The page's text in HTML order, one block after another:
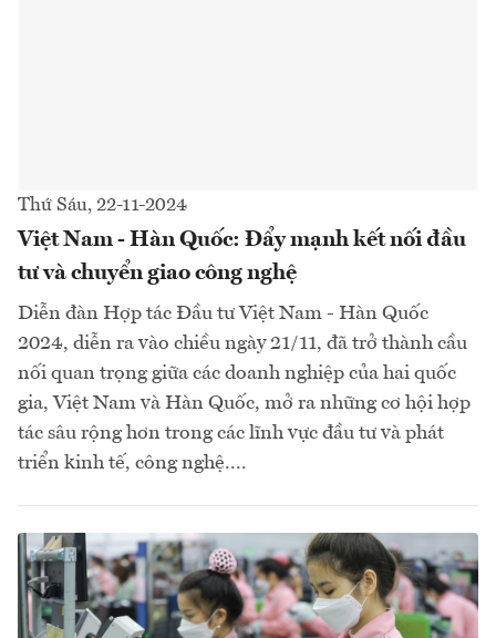
Thứ Sáu, 22-11-2024
Việt Nam - Hàn Quốc: Đẩy mạnh kết nối đầu
tư và chuyển giao công nghệ
Diễn đàn Hợp tác Đầu tư Việt Nam - Hàn Quốc
2024, diễn ra vào chiều ngày 21/11, đã trở thành cầu
nối quan trọng giữa các doanh nghiệp của hai quốc
gia, Việt Nam và Hàn Quốc, mở ra những cơ hội hợp
tác sâu rộng hơn trong các lĩnh vực đầu tư và phát
triển kinh tế, công nghệ....